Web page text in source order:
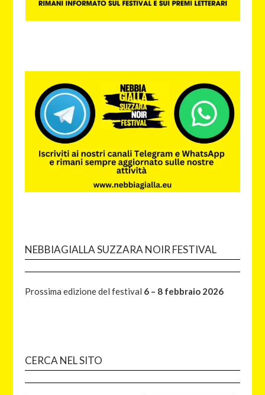
NEBBIAGIALLA SUZZARA NOIR FESTIVAL
Prossima edizione del festival 6 – 8 febbraio 2026
CERCA NEL SITO